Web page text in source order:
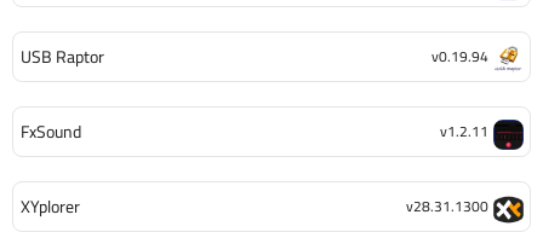
USB Raptor v0.19.94
FxSound v1.2.11
XYplorer v28.31.1300